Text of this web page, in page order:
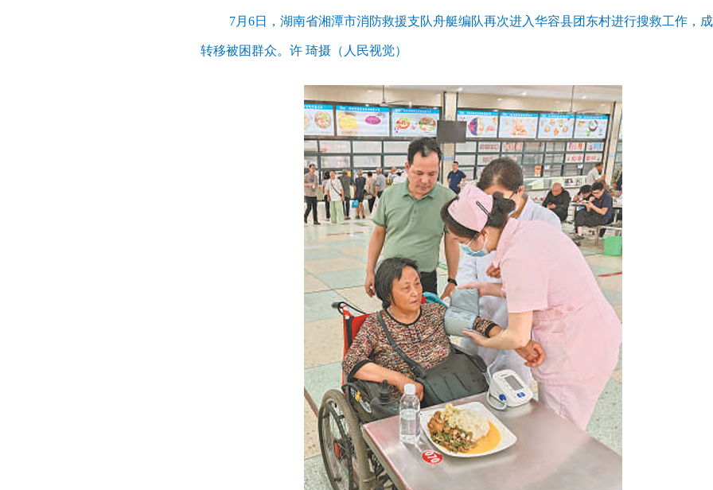
7月6日，湖南省湘潭市消防救援支队舟艇编队再次进入华容县团东村进行搜救工作，
转移被困群众。许 琦摄（人民视觉）